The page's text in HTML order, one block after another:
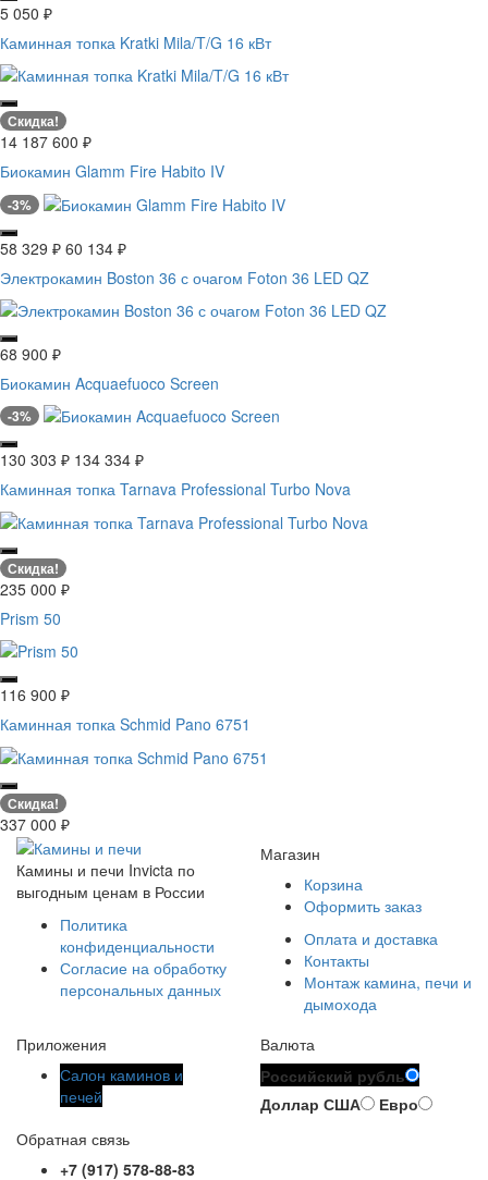
5 050 ₽
Каминная топка Kratki Mila/T/G 16 кВт
Скидка!
14 187 600 ₽
Биокамин Glamm Fire Habito IV
-3%
58 329 ₽ 60 134 ₽
Электрокамин Boston 36 с очагом Foton 36 LED QZ
68 900 ₽
Биокамин Acquaefuoco Screen
-3%
130 303 ₽ 134 334 ₽
Каминная топка Tarnava Professional Turbo Nova
Скидка!
235 000 ₽
Prism 50
116 900 ₽
Каминная топка Schmid Pano 6751
Скидка!
337 000 ₽
Камины и печи Invicta по
выгодным ценам в России
Политика
конфиденциальности
Согласие на обработку
персональных данных
Магазин
Корзина
Оформить заказ
Оплата и доставка
Контакты
Монтаж камина, печи и
дымохода
Приложения
Салон каминов и
печей
Валюта
Российский рубль
Доллар США
Евро
Обратная связь
+7 (917) 578-88-83